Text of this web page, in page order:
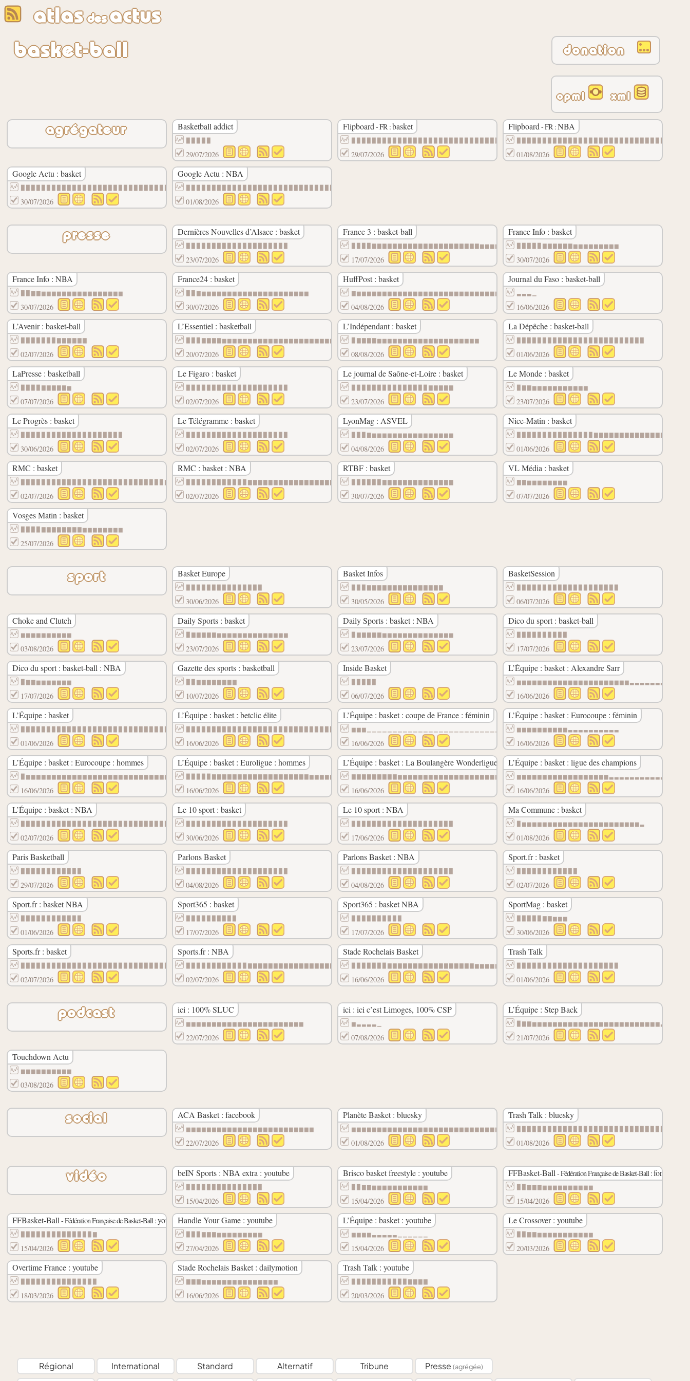
atlasdesactus
basket-ball
donation
opml xml
agrégateur Basketball addict
29/07/2026
Flipboard - FR :basket
29/07/2026
Flipboard - FR :NBA
01/08/2026
Google Actu : basket
▉▉▉▉▉▉▉▉▉▉▉▉▉▉▉▉▉▉▉▉▉▉▉▉▉▉▉▉▉▉▉▉▉▉▉▉▉▉▉▉▉▉▉▉▉▉▉▉▉▉▉▉▉▉▉▉▉▉▉▉▉▉▉▉▉▉▉▉▉▉▉▉▉▉▉▉▉▉▉▉▉▉▉▉▉▉▉▉▉▉▉▉▉▉▉▉▉▉▉▉
30/07/2026
Google Actu : NBA
01/08/2026
presse Dernières Nouvelles d’Alsace : basket
23/07/2026
France 3 : basket-ball
▉▉▉▉▇▇▇▇▇▇▇▇▇▇▇▇▇▇▇▇▇▇▇▇▇▆▆▆▆▆
17/07/2026
France Info : basket
▉▉▉▉▉▇▇▇▇▇▇▆▆▆▆▆▆▆▆▆
30/07/2026
France Info : NBA
▉▉▇▇▆▆▆▆▆▆▆▆▆▆▆▆▆▆▆▆
30/07/2026
France24 : basket
▉▉▇▆▆▆▆▆▆▆▆▆▆▆▆▆▆▆▆▆▆▆▆▆
30/07/2026
HuffPost : basket
▇▆▆▆▆▆▆▆▆▆▆▆▆▆▆▆▆▆▆▆▆▆▆▆▆▆▆▆▆▆
04/08/2026
Journal du Faso : basket-ball
▃▃▃▁
16/06/2026
L’Avenir : basket-ball
▉▉▉▉▉▉▉▇▇▇▇▇▇
02/07/2026
L’Essentiel : basketball
20/07/2026
L’Indépendant : basket
▉▇▇▇▇▆▆▆▆▆▆▆▆▆▆▆▆▆▆▆▆▆▆▆▆
08/08/2026
La Dépêche : basket-ball
01/06/2026
LaPresse : basketball
▉▉▉▉▇▇▇▇▇▆
07/07/2026
Le Figaro : basket
02/07/2026
Le journal de Saône-et-Loire : basket
▉▉▉▉▉▉▉▉▉▉▉▉▉▉▉▇▇▇▇▇
23/07/2026
Le Monde : basket
▉▇▇▆▆▆▆▆▆▆▆▆▆▆
23/07/2026
Le Progrès : basket
30/06/2026
Le Télégramme : basket
02/07/2026
LyonMag : ASVEL
▉▉▉▇▆▆▆▆▆▆▆▆▆▆▆▆▆▆▆▆
04/08/2026
Nice-Matin : basket
01/06/2026
RMC : basket
▉▉▉▉▉▉▉▉▉▉▉▉▉▉▉▉▉▉▉▉▉▉▉▉▉▉▉▉▇▇
02/07/2026
RMC : basket : NBA
▉▉▉▉▉▉▉▉▉▉▉▉▇▇▇▇▇▇▇▇▇▇▇▇▇▇▇▇▇▇
02/07/2026
RTBF : basket
▉▉▉▉▉▉▇▇▇▇▇▇▇▇▇▇▇▇▇▇
30/07/2026
VL Média : basket
▇▇▆▆▆▆▆▆▆▆
07/07/2026
Vosges Matin : basket
▉▉▉▉▇▇▇▇▇▇▇▇▆▆▆▆▆▆▆▆
25/07/2026
sport Basket Europe
30/06/2026
Basket Infos
▉▉▉▇▇▇▇▇▇▇▇▇▇▇▇▇▇▇
30/05/2026
BasketSession
06/07/2026
Choke and Clutch
▆▆▆▆▆▆▆▆▆▆
03/08/2026
Daily Sports : basket
▉▇▇▇▇▇▆▆▆▆▆▆▆▆▆▆▆▆▆▆
23/07/2026
Daily Sports : basket : NBA
▉▇▇▇▇▇▆▆▆▆▆▆▆▆▆▆▆▆▆▆
23/07/2026
Dico du sport : basket-ball
17/07/2026
Dico du sport : basket-ball : NBA
▉▇▇▆▆▆▆▆▆▆
17/07/2026
Gazette des sports : basketball
▉▉▇▇▇▇▇▇▇▇
10/07/2026
Inside Basket
06/07/2026
L’Équipe : basket : Alexandre Sarr
16/06/2026
L’Équipe : basket
▉▉▉▉▉▉▉▉▉▉▉▉▉▉▉▉▉▉▉▉▉▉▉▉▉▉▉▉▉▉▉▉▉▉▉▉▉▉▉▉▉▉▉▉▉▉▉▉▉▉
01/06/2026
L’Équipe : basket : betclic élite
▉▉▉▉▉▉▉▉▉▉▉▉▉▉▉▉▉▉▉▉▉▉▉▉▉▉▉▉▉▉▉▉▉▉▉▉▉▉▉▉▉▇▇▇▇▇▇▇▇▇
16/06/2026
L’Équipe : basket : coupe de France : féminin
▆▆▆▁▁▁▁▁▁▁▁▁▁▁▁▁▁▁▁▁▁▁▁▁▁▁▁▁▁▁▁▁▁▁▁▁▁
16/06/2026
L’Équipe : basket : Eurocoupe : féminin
▆▆▆▆▆▆▆▆▆▆▃▃▃▃▃▃▃▃▃▃
16/06/2026
L’Équipe : basket : Eurocoupe : hommes
▉▆▆▆▆▆▆▆▆▆▆▆▆▆▆▆▆▆▆▆▆▆▆▆▆▆▆▆▆▆▃▃▃▃▃▃▃▃▃▃▃▃▃▃▁▁▁▁▁▁
16/06/2026
L’Équipe : basket : Euroligue : hommes
▉▉▉▉▉▇▇▇▇▇▇▇▇▇▇▇▇▇▇▇▇▇▇▇▆▆▆▆▆▆▆▆▆▆▆▆▆▆▆▆▆▆▆▆▆▆▆▆▆▆
16/06/2026
L’Équipe : basket : La Boulangère Wonderligue
▇▇▇▇▇▇▇▇▇▆▆▆▆▆▆▆▆▆▆▆▆▆▆▆▆▆▆▆▆▆▆▆▆▆▆▆▆▆▆▆▆▆▆▆▆▆▆▆▆▆
16/06/2026
L’Équipe : basket : ligue des champions
16/06/2026
L’Équipe : basket : NBA
▉▉▉▉▉▉▉▉▉▉▉▉▉▉▉▉▉▉▉▉▉▉▉▉▉▉▉▉▉▉▉▉▉▉▉▉▉▉▉▉▉▉▉▉▉▉▉▉▉▉
02/07/2026
Le 10 sport : basket
30/06/2026
Le 10 sport : NBA
17/06/2026
Ma Commune : basket
▉▆▆▆▆▆▆▆▆▆▆▆▆▆▆▆▆▆▆▆▆▆▆▆▃
01/08/2026
Paris Basketball
29/07/2026
Parlons Basket
04/08/2026
Parlons Basket : NBA
04/08/2026
Sport.fr : basket
02/07/2026
Sport.fr : basket NBA
01/06/2026
Sport365 : basket
17/07/2026
Sport365 : basket NBA
17/07/2026
SportMag : basket
▉▉▉▉▉▇▇▆▆▆
30/06/2026
Sports.fr : basket
▉▉▉▉▉▉▉▉▉▉▉▉▉▉▉▉▉▉▉▉▉▉▉▉▉▉▉▉▉▉▉▉▇▇▇▇▇▇▇▇▇▇▇▇▇▇▇▇▇▇
02/07/2026
Sports.fr : NBA
▉▉▉▉▉▉▉▉▉▉▉▉▇▇▇▇▇▇▇▇▇▇▇▇▇▇▇▇▇▇▇▇▇▇▇▇▇▇▇▇▇▇▇▇▆▆▆▆▆▆
02/07/2026
Stade Rochelais Basket
▉▉▉▉▉▉▉▇▇▇▇▇▇▇▇▇▇▇▇▇▇▇▇▇▆▆▆▆▆▆
16/06/2026
Trash Talk
01/06/2026
podcast ici : 100% SLUC
▆▆▆▆▆▆▆▆▆▆▆▆▆▆▆▆▆▆▆▆▆▆▆
22/07/2026
ici : ici c’est Limoges, 100% CSP
▆▃▃▃▃▁
07/08/2026
L’Équipe : Step Back
21/07/2026
Touchdown Actu
▆▆▆▆▆▆▆▆▆▆
03/08/2026
social ACA Basket : facebook
▆▆▆▆▆▆▆▆▆▆▆▆▆▆▆▆▆▆▆▆▆▆▆▆▆
22/07/2026
Planète Basket : bluesky
▆▆▆▆▆▆▆▆▆▆▆▆▆▆▆▆▆▆▆▆▆▆▆▆▆▆▆▆▆
01/08/2026
Trash Talk : bluesky
01/08/2026
vidéo beIN Sports : NBA extra : youtube
15/04/2026
Brisco basket freestyle : youtube
▉▉▇▇▆▆▆▆▆▆▆▆▆▆▆
15/04/2026
FFBasket-Ball - Fédération Française de Basket-Ball :formation
▉▉▇▇▇▆▆▆▆▆▆▆▆▆▆
15/04/2026
FFBasket-Ball - Fédération Française de Basket-Ball :youtube
▉▉▉▉▉▉▉▉▉▉▉▉▉▉▇
15/04/2026
Handle Your Game : youtube
▉▉▉▇▇▇▆▆▆▆▆▆▆▆▆
27/04/2026
L’Équipe : basket : youtube
▆▆▆▆▃▃▃▃▃▁▁▁▁▁▁
15/04/2026
Le Crossover : youtube
▉▉▇▇▆▆▆▆▆▆▆▆▆▆▆
20/03/2026
Overtime France : youtube
18/03/2026
Stade Rochelais Basket : dailymotion
▇▇▇▆▆▆▆▆▆▆▆▆▆▆▆▆▆▆
16/06/2026
Trash Talk : youtube
▉▉▉▉▉▉▉▉▉▉▉▇▇▇▇
20/03/2026
Régional International Standard Alternatif Tribune Presse (agrégée)